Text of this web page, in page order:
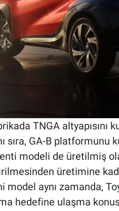
TNGA altyapısını
sıra, GA-B platformunu
modeli de üretilmiş
üretimine
model aynı zamanda,
hedefine ulaşma